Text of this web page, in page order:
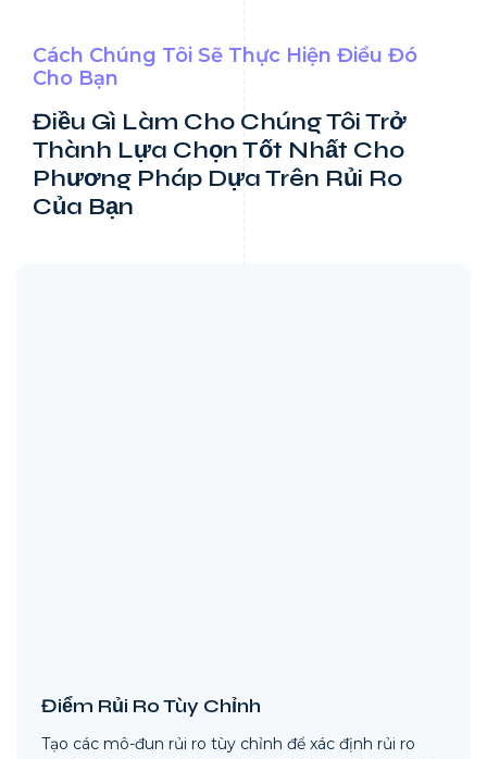
Cách Chúng Tôi Sẽ Thực Hiện Điều Đó
Cho Bạn
Điều Gì Làm Cho Chúng Tôi Trở
Thành Lựa Chọn Tốt Nhất Cho
Phương Pháp Dựa Trên Rủi Ro
Của Bạn
Điểm Rủi Ro Tùy Chỉnh
Tạo các mô-đun rủi ro tùy chỉnh để xác định rủi ro